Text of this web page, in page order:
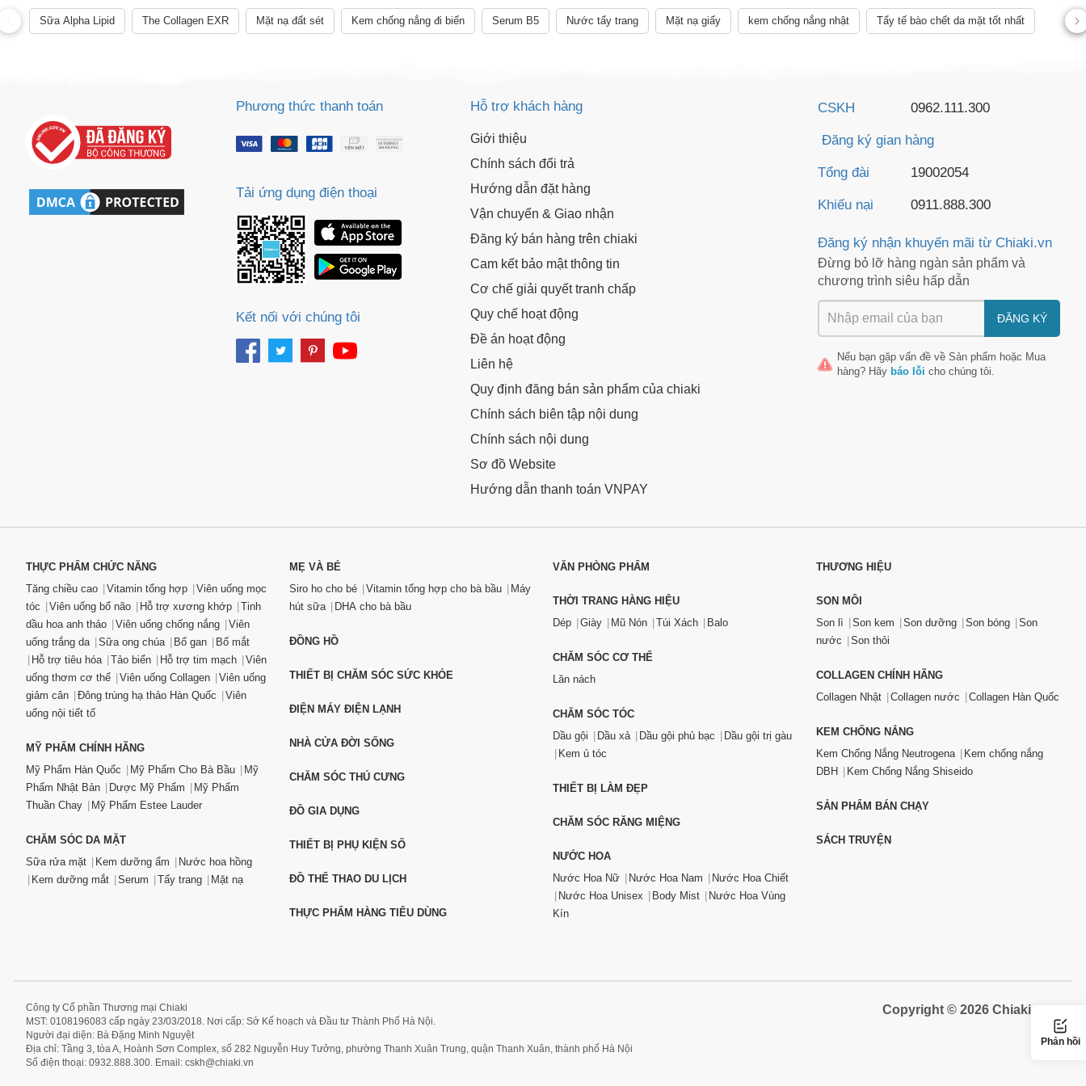
Sữa Alpha Lipid The Collagen EXR Mặt nạ đất sét Kem chống nắng đi biển Serum B5 Nước tẩy trang Mặt nạ giấy kem chống nắng nhật Tẩy tế bào chết da mặt tốt nhất
Phương thức thanh toán
Tải ứng dụng điện thoại
Kết nối với chúng tôi
Hỗ trợ khách hàng
Giới thiệu
Chính sách đổi trả
Hướng dẫn đặt hàng
Vận chuyển & Giao nhận
Đăng ký bán hàng trên chiaki
Cam kết bảo mật thông tin
Cơ chế giải quyết tranh chấp
Quy chế hoạt động
Đề án hoạt động
Liên hệ
Quy định đăng bán sản phẩm của chiaki
Chính sách biên tập nội dung
Chính sách nội dung
Sơ đồ Website
Hướng dẫn thanh toán VNPAY
CSKH 0962.111.300
Đăng ký gian hàng
Tổng đài 19002054
Khiếu nại 0911.888.300
Đăng ký nhận khuyến mãi từ Chiaki.vn
Đừng bỏ lỡ hàng ngàn sản phẩm và
chương trình siêu hấp dẫn
ĐĂNG KÝ
Nếu bạn gặp vấn đề về Sản phẩm hoặc Mua
hàng? Hãy báo lỗi cho chúng tôi.
THỰC PHẨM CHỨC NĂNG
Tăng chiều cao
Vitamin tổng hợp
Viên uống mọc
tóc
Viên uống bổ não Hỗ trợ xương khớp
Tinh
dầu hoa anh thảo
Viên uống chống nắng
Viên
uống trắng da
Sữa ong chúa Bổ gan
Bổ mắt
Hỗ trợ tiêu hóa
Tảo biển Hỗ trợ tim mạch
Viên
uống thơm cơ thể
Viên uống Collagen
Viên uống
giảm cân
Đông trùng hạ thảo Hàn Quốc
Viên
uống nội tiết tố
MỸ PHẨM CHÍNH HÃNG
Mỹ Phẩm Hàn Quốc
Mỹ Phẩm Cho Bà Bầu
Mỹ
Phẩm Nhật Bản
Dược Mỹ Phẩm
Mỹ Phẩm
Thuần Chay
Mỹ Phẩm Estee Lauder
CHĂM SÓC DA MẶT
Sữa rửa mặt
Kem dưỡng ẩm
Nước hoa hồng
Kem dưỡng mắt
Serum Tẩy trang Mặt nạ
MẸ VÀ BÉ
Siro ho cho bé
Vitamin tổng hợp cho bà bầu
Máy
hút sữa
DHA cho bà bầu
ĐỒNG HỒ
THIẾT BỊ CHĂM SÓC SỨC KHỎE
ĐIỆN MÁY ĐIỆN LẠNH
NHÀ CỬA ĐỜI SỐNG
CHĂM SÓC THÚ CƯNG
ĐỒ GIA DỤNG
THIẾT BỊ PHỤ KIỆN SỐ
ĐỒ THỂ THAO DU LỊCH
THỰC PHẨM HÀNG TIÊU DÙNG
VĂN PHÒNG PHẨM
THỜI TRANG HÀNG HIỆU
Dép
Giày Mũ Nón Túi Xách Balo
CHĂM SÓC CƠ THỂ
Lăn nách
CHĂM SÓC TÓC
Dầu gội
Dầu xả Dầu gội phủ bạc
Dầu gội trị gàu
Kem ủ tóc
THIẾT BỊ LÀM ĐẸP
CHĂM SÓC RĂNG MIỆNG
NƯỚC HOA
Nước Hoa Nữ
Nước Hoa Nam
Nước Hoa Chiết
Nước Hoa Unisex
Body Mist
Nước Hoa Vùng
Kín
THƯƠNG HIỆU
SON MÔI
Son lì
Son kem Son dưỡng Son bóng
Son
nước
Son thỏi
COLLAGEN CHÍNH HÃNG
Collagen Nhật
Collagen nước Collagen Hàn Quốc
KEM CHỐNG NẮNG
Kem Chống Nắng Neutrogena
Kem chống nắng
DBH
Kem Chống Nắng Shiseido
SẢN PHẨM BÁN CHẠY
SÁCH TRUYỆN
Công ty Cổ phần Thương mại Chiaki
MST: 0108196083 cấp ngày 23/03/2018. Nơi cấp: Sở Kế hoạch và Đầu tư Thành Phố Hà Nội.
Người đại diện: Bà Đặng Minh Nguyệt
Địa chỉ: Tầng 3, tòa A, Hoành Sơn Complex, số 282 Nguyễn Huy Tưởng, phường Thanh Xuân Trung, quận Thanh Xuân, thành phố Hà Nội
Số điện thoại: 0932.888.300. Email: cskh@chiaki.vn
Copyright © 2026 Chiaki.vn
Phản hồi